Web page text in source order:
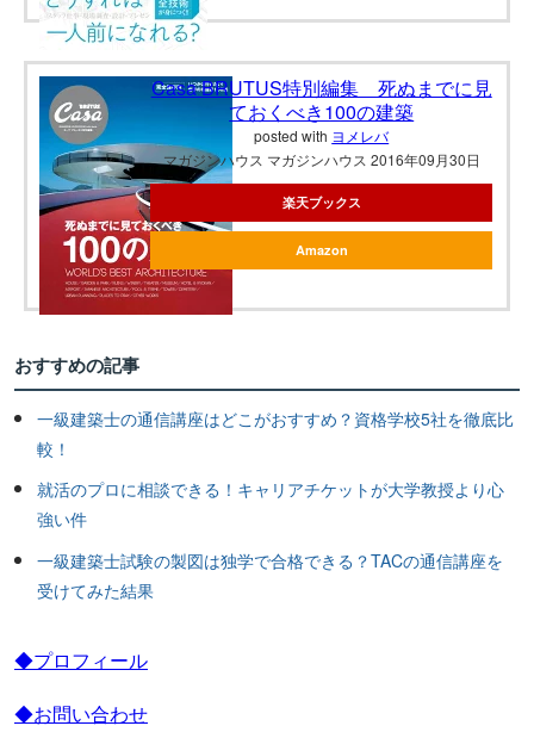
Casa BRUTUS特別編集 死ぬまでに見
ておくべき100の建築
posted with ヨメレバ
マガジンハウス マガジンハウス 2016年09月30日
楽天ブックス
Amazon
おすすめの記事
一級建築士の通信講座はどこがおすすめ？資格学校5社を徹底比
較！
就活のプロに相談できる！キャリアチケットが大学教授より心
強い件
一級建築士試験の製図は独学で合格できる？TACの通信講座を
受けてみた結果
◆プロフィール
◆お問い合わせ